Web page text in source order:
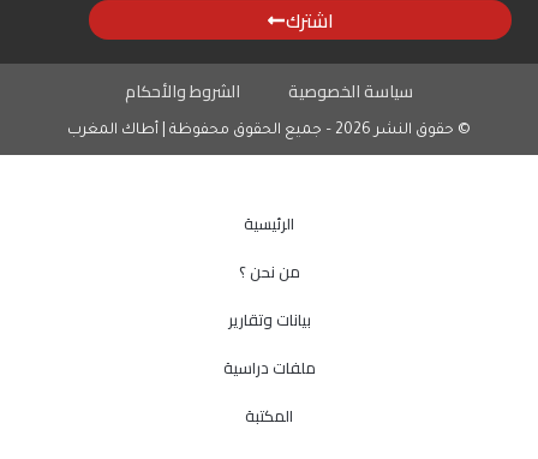
اشترك
© حقوق النشر 2026 – جميع الحقوق محفوظة | أطاك المغرب
سياسة الخصوصية الشروط والأحكام
الرئيسية
من نحن ؟
بيانات وتقارير
ملفات دراسية
المكتبة